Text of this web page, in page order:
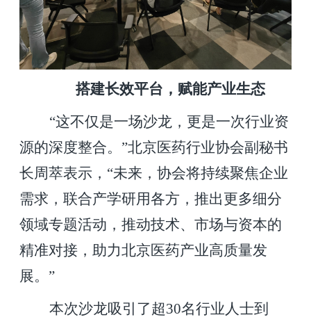
搭建长效平台，赋能产业生态
“这不仅是一场沙龙，更是一次行业资
源的深度整合。”北京医药行业协会副秘书
长周萃表示，“未来，协会将持续聚焦企业
需求，联合产学研用各方，推出更多细分
领域专题活动，推动技术、市场与资本的
精准对接，助力北京医药产业高质量发
展。”
本次沙龙吸引了超30名行业人士到